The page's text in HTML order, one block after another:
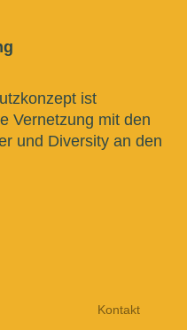
ist
Vernetzung mit den
und Diversity an den
Kontakt